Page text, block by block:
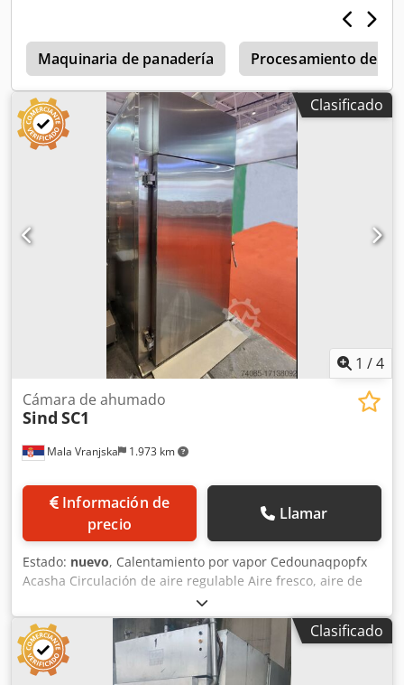
Maquinaria de panadería Procesamiento de
Clasificado
1 /4
Mala Vranjska 1.973 km
Cámara de ahumado
Sind SC1
Información de
precio
Llamar
Estado: nuevo, Calentamiento por vapor Cedounaqpopfx
Acasha Circulación de aire regulable Aire fresco, aire de
salida y compuerta de humos controlados
neumáticamente; Limpieza: limpieza por espuma Material
de ahumado: virutas de madera Sin sistema de
postcombustión Dimensiones de instalación de la máquina
en cm: Anchura: 151 Largo: 129 Altura: 260
Clasificado